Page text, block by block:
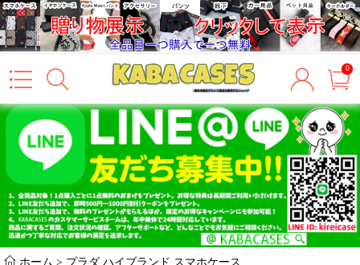
0
ホーム > プラダ ハイブランド スマホケース